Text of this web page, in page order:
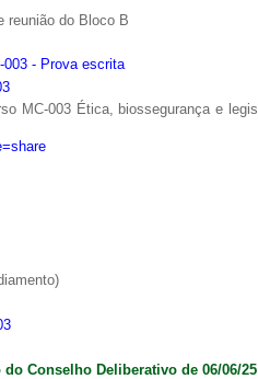
reunião do Bloco B
003 - Prova escrita
MC-003 Ética, biossegurança e
Conselho Deliberativo de 06/06/25